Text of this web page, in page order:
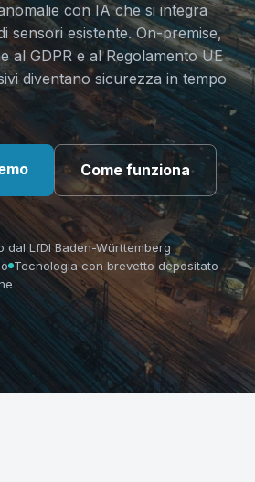
con IA che si integra
sensori esistente. On-premise,
al GDPR e al Regolamento UE
diventano sicurezza in tempo
Come funziona
dal LfDI Baden-Württemberg
Tecnologia con brevetto depositato